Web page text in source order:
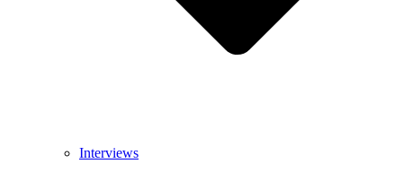
Interviews